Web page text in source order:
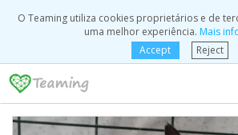
O Teaming utiliza cookies proprietários e de
uma melhor experiência. Mais
Accept
Reject